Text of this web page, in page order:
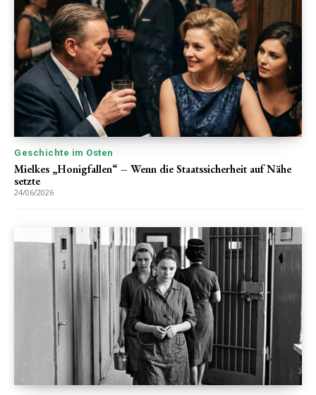
Geschichte im Osten
Mielkes „Honigfallen“ – Wenn die Staatssicherheit auf Nähe
setzte
24/06/2026